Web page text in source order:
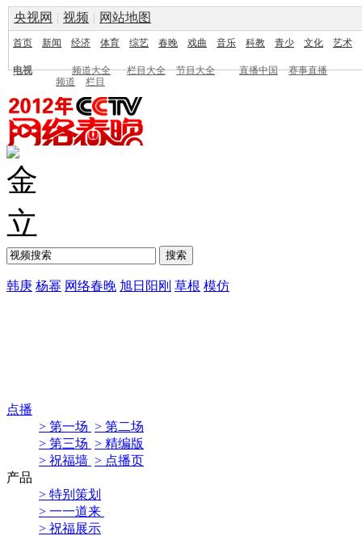
央视网 | 视频 | 网站地图
首页 新闻 经济 体育 综艺 春晚 戏曲 音乐 科教 青少 文化 艺术
电视 频道大全 栏目大全 节目大全 直播中国
赛事直播
频道
栏目
韩庚 杨幂 网络春晚 旭日阳刚 草根 模仿
点播
> 第一场 > 第二场
> 第三场 > 精编版
> 祝福墙 > 点播页
产品
> 特别策划
> 一一道来
> 祝福展示